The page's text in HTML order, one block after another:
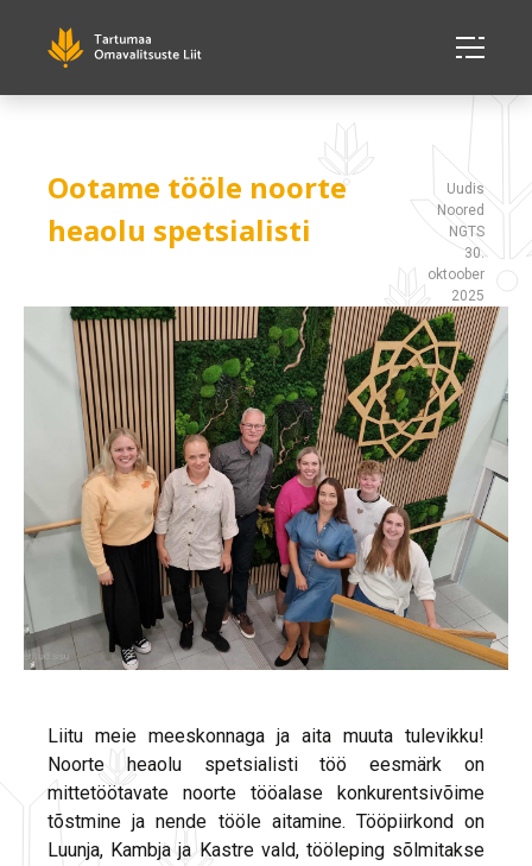
Ootame tööle noorte
heaolu spetsialisti
Uudis
Noored
NGTS
30.
oktoober
2025
Liitu meie meeskonnaga ja aita muuta tulevikku!
Noorte heaolu spetsialisti töö eesmärk on
mittetöötavate noorte tööalase konkurentsivõime
tõstmine ja nende tööle aitamine. Tööpiirkond on
Luunja, Kambja ja Kastre vald, tööleping sõlmitakse